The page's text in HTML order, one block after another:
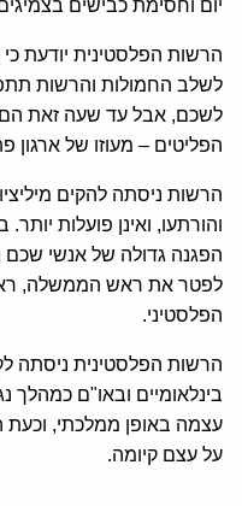
יום וחסימת כבישים
הרשות הפלסטינית יודעת
לשלב החמולות והרשות
לשכם, אבל עד שעה זאת הם
הפליטים – מעוזו של
הרשות ניסתה להקים
והורתעו, ואינן פועלות
הפגנה גדולה של אנשי
לפטר את ראש הממשלה,
הפלסטיני.
הרשות הפלסטינית ניסתה
בינלאומיים ובאו"ם כמהלך
עצמה באופן ממלכתי, וכעת
על עצם קיומה.